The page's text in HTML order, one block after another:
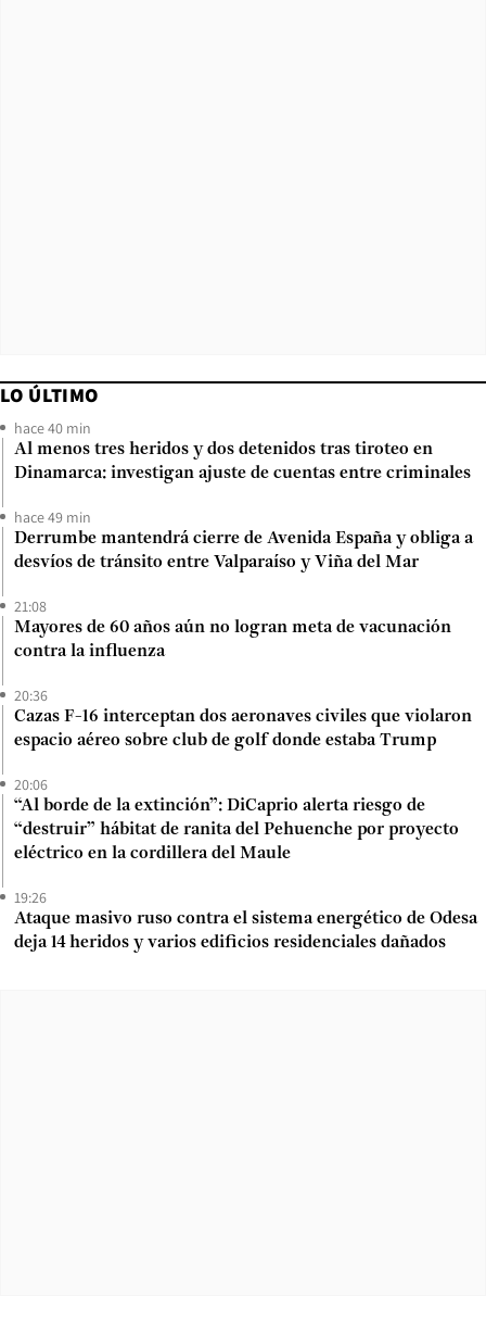
LO ÚLTIMO
hace 40 min
Al menos tres heridos y dos detenidos tras tiroteo en
Dinamarca: investigan ajuste de cuentas entre criminales
hace 49 min
Derrumbe mantendrá cierre de Avenida España y obliga a
desvíos de tránsito entre Valparaíso y Viña del Mar
21:08
Mayores de 60 años aún no logran meta de vacunación
contra la influenza
20:36
Cazas F-16 interceptan dos aeronaves civiles que violaron
espacio aéreo sobre club de golf donde estaba Trump
20:06
“Al borde de la extinción”: DiCaprio alerta riesgo de
“destruir” hábitat de ranita del Pehuenche por proyecto
eléctrico en la cordillera del Maule
19:26
Ataque masivo ruso contra el sistema energético de Odesa
deja 14 heridos y varios edificios residenciales dañados